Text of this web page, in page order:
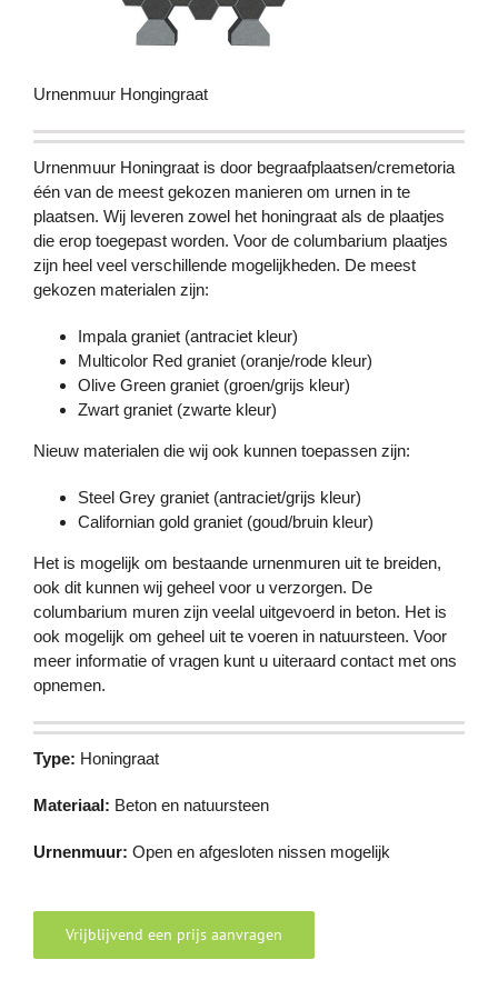
Urnenmuur Hongingraat
Urnenmuur Honingraat is door begraafplaatsen/cremetoria
één van de meest gekozen manieren om urnen in te
plaatsen. Wij leveren zowel het honingraat als de plaatjes
die erop toegepast worden. Voor de columbarium plaatjes
zijn heel veel verschillende mogelijkheden. De meest
gekozen materialen zijn:
Impala graniet (antraciet kleur)
Multicolor Red graniet (oranje/rode kleur)
Olive Green graniet (groen/grijs kleur)
Zwart graniet (zwarte kleur)
Nieuw materialen die wij ook kunnen toepassen zijn:
Steel Grey graniet (antraciet/grijs kleur)
Californian gold graniet (goud/bruin kleur)
Het is mogelijk om bestaande urnenmuren uit te breiden,
ook dit kunnen wij geheel voor u verzorgen. De
columbarium muren zijn veelal uitgevoerd in beton. Het is
ook mogelijk om geheel uit te voeren in natuursteen. Voor
meer informatie of vragen kunt u uiteraard contact met ons
opnemen.
Type: Honingraat
Materiaal: Beton en natuursteen
Urnenmuur: Open en afgesloten nissen mogelijk
Vrijblijvend een prijs aanvragen